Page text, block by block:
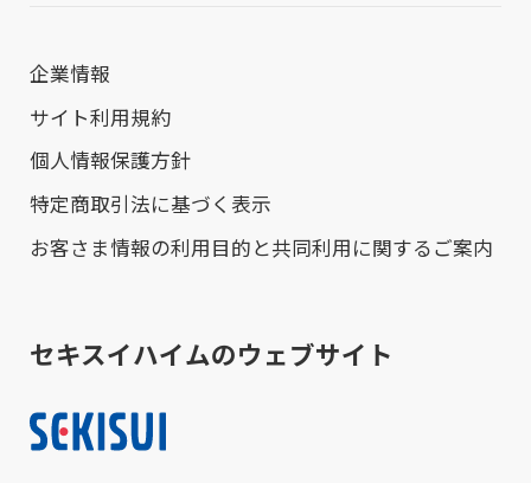
企業情報
サイト利用規約
個人情報保護方針
特定商取引法に基づく表示
お客さま情報の利用目的と共同利用に関するご案内
セキスイハイムのウェブサイト